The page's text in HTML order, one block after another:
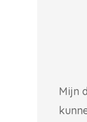
Mijn